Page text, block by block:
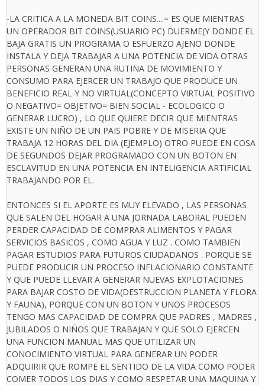
-LA CRITICA A LA MONEDA BIT COINS....= ES QUE MIENTRAS
UN OPERADOR BIT COINS(USUARIO PC) DUERME(Y DONDE EL
BAJA GRATIS UN PROGRAMA O ESFUERZO AJENO DONDE
INSTALA Y DEJA TRABAJAR A UNA POTENCIA DE VIDA OTRAS
PERSONAS GENERAN UNA RUTINA DE MOVIMIENTO Y
CONSUMO PARA EJERCER UN TRABAJO QUE PRODUCE UN
BENEFICIO REAL Y NO VIRTUAL(CONCEPTO VIRTUAL POSITIVO
O NEGATIVO= OBJETIVO= BIEN SOCIAL - ECOLOGICO O
GENERAR LUCRO) , LO QUE QUIERE DECIR QUE MIENTRAS
EXISTE UN NIÑO DE UN PAIS POBRE Y DE MISERIA QUE
TRABAJA 12 HORAS DEL DIA (EJEMPLO) OTRO PUEDE EN COSA
DE SEGUNDOS DEJAR PROGRAMADO CON UN BOTON EN
ESCLAVITUD EN UNA POTENCIA EN INTELIGENCIA ARTIFICIAL
TRABAJANDO POR EL.
ENTONCES SI EL APORTE ES MUY ELEVADO , LAS PERSONAS
QUE SALEN DEL HOGAR A UNA JORNADA LABORAL PUEDEN
PERDER CAPACIDAD DE COMPRAR ALIMENTOS Y PAGAR
SERVICIOS BASICOS , COMO AGUA Y LUZ . COMO TAMBIEN
PAGAR ESTUDIOS PARA FUTUROS CIUDADANOS . PORQUE SE
PUEDE PRODUCIR UN PROCESO INFLACIONARIO CONSTANTE
Y QUE PUEDE LLEVAR A GENERAR NUEVAS EXPLOTACIONES
PARA BAJAR COSTO DE VIDA(DESTRUCCION PLANETA Y FLORA
Y FAUNA), PORQUE CON UN BOTON Y UNOS PROCESOS
TENGO MAS CAPACIDAD DE COMPRA QUE PADRES , MADRES ,
JUBILADOS O NIÑOS QUE TRABAJAN Y QUE SOLO EJERCEN
UNA FUNCION MANUAL MAS QUE UTILIZAR UN
CONOCIMIENTO VIRTUAL PARA GENERAR UN PODER
ADQUIRIR QUE ROMPE EL SENTIDO DE LA VIDA COMO PODER
COMER TODOS LOS DIAS Y COMO RESPETAR UNA MAQUINA Y